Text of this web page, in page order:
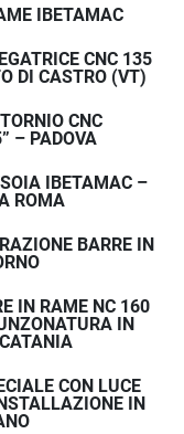
IBETAMAC
CNC 135
DI CASTRO (VT)
CNC
– PADOVA
IBETAMAC –
ROMA
BARRE IN
IN RAME NC 160
IN
CON LUCE
IN